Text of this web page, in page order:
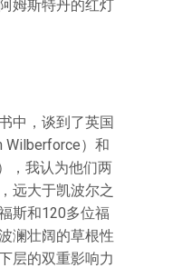
姆斯特丹的红灯
中，谈到了英国
Wilberforce）和
，我认为他们两
远大于凯波尔之
斯和120多位福
澜壮阔的草根性
层的双重影响力